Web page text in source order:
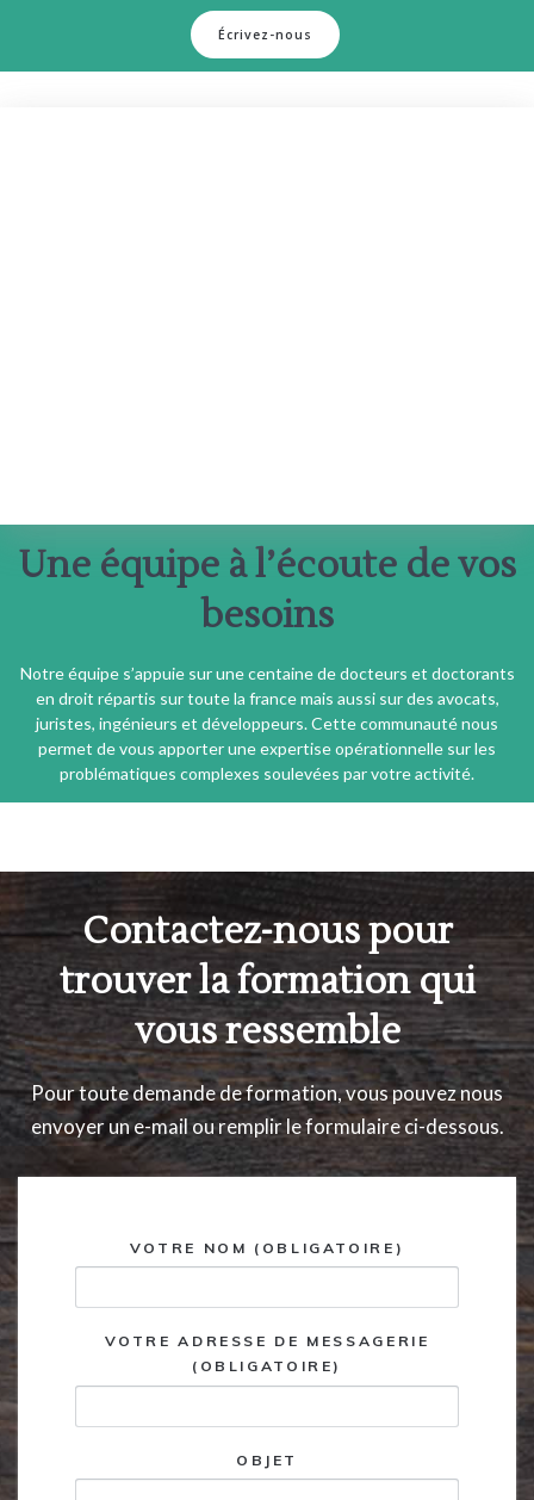
Écrivez-nous
Une équipe à l’écoute de vos
besoins
Notre équipe s’appuie sur une centaine de docteurs et doctorants
en droit répartis sur toute la france mais aussi sur des avocats,
juristes, ingénieurs et développeurs. Cette communauté nous
permet de vous apporter une expertise opérationnelle sur les
problématiques complexes soulevées par votre activité.
Contactez-nous pour
trouver la formation qui
vous ressemble
Pour toute demande de formation, vous pouvez nous
envoyer un e-mail ou remplir le formulaire ci-dessous.
VOTRE NOM (OBLIGATOIRE)
VOTRE ADRESSE DE MESSAGERIE
(OBLIGATOIRE)
OBJET